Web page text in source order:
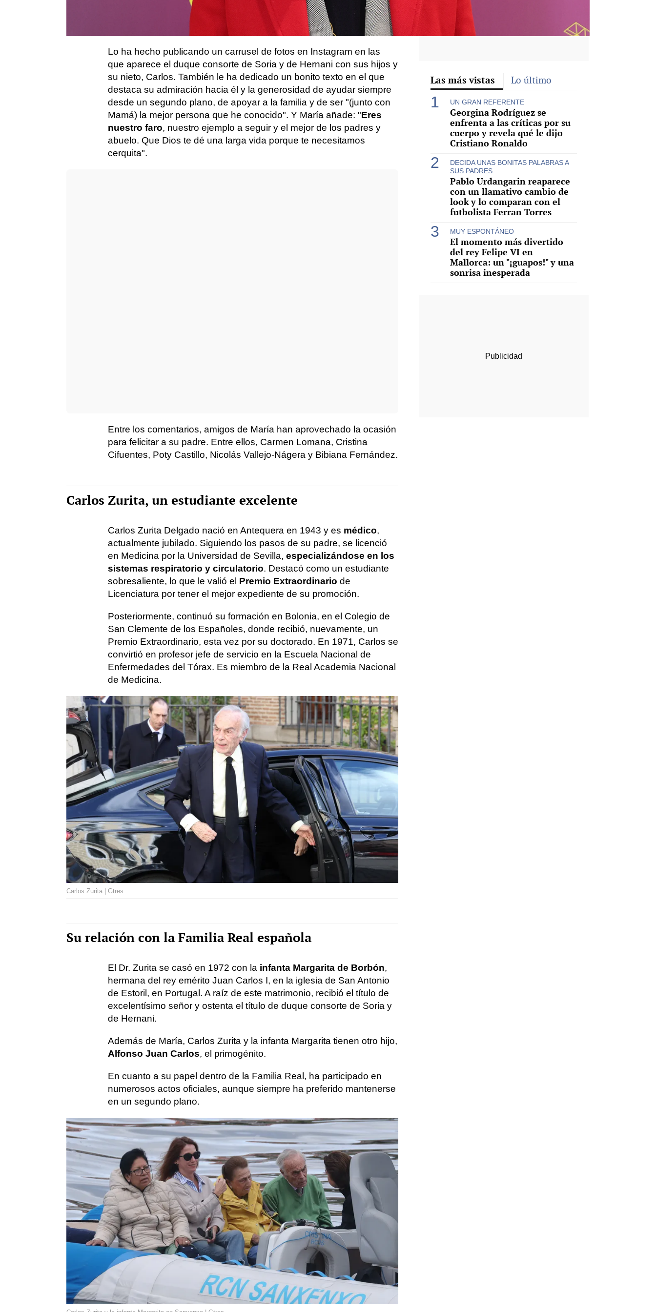
miércoles, 9 de octubre, Carlos Zurita ha cumplido 81 años y su hija
no ha querido dejar pasar la oportunidad de felicitarlo públicamente
Lo ha hecho publicando un carrusel de fotos en Instagram en las
que aparece el duque consorte de Soria y de Hernani con sus hijos y
su nieto, Carlos. También le ha dedicado un bonito texto en el que
destaca su admiración hacia él y la generosidad de ayudar siempre
desde un segundo plano, de apoyar a la familia y de ser "(junto con
Mamá) la mejor persona que he conocido". Y María añade: "Eres
nuestro faro, nuestro ejemplo a seguir y el mejor de los padres y
abuelo. Que Dios te dé una larga vida porque te necesitamos
cerquita".
Entre los comentarios, amigos de María han aprovechado la ocasión
para felicitar a su padre. Entre ellos, Carmen Lomana, Cristina
Cifuentes, Poty Castillo, Nicolás Vallejo-Nágera y Bibiana Fernández.
Carlos Zurita, un estudiante excelente
Carlos Zurita Delgado nació en Antequera en 1943 y es médico,
actualmente jubilado. Siguiendo los pasos de su padre, se licenció
en Medicina por la Universidad de Sevilla, especializándose en los
sistemas respiratorio y circulatorio. Destacó como un estudiante
sobresaliente, lo que le valió el Premio Extraordinario de
Licenciatura por tener el mejor expediente de su promoción.
Posteriormente, continuó su formación en Bolonia, en el Colegio de
San Clemente de los Españoles, donde recibió, nuevamente, un
Premio Extraordinario, esta vez por su doctorado. En 1971, Carlos se
convirtió en profesor jefe de servicio en la Escuela Nacional de
Enfermedades del Tórax. Es miembro de la Real Academia Nacional
de Medicina.
Carlos Zurita | Gtres
Su relación con la Familia Real española
El Dr. Zurita se casó en 1972 con la infanta Margarita de Borbón,
hermana del rey emérito Juan Carlos I, en la iglesia de San Antonio
de Estoril, en Portugal. A raíz de este matrimonio, recibió el título de
excelentísimo señor y ostenta el título de duque consorte de Soria y
de Hernani.
Además de María, Carlos Zurita y la infanta Margarita tienen otro hijo,
Alfonso Juan Carlos, el primogénito.
En cuanto a su papel dentro de la Familia Real, ha participado en
numerosos actos oficiales, aunque siempre ha preferido mantenerse
en un segundo plano.
Las más vistas Lo último
UN GRAN REFERENTE
Georgina Rodríguez se
enfrenta a las críticas por su
cuerpo y revela qué le dijo
Cristiano Ronaldo
DECIDA UNAS BONITAS PALABRAS A
SUS PADRES
Pablo Urdangarin reaparece
con un llamativo cambio de
look y lo comparan con el
futbolista Ferran Torres
MUY ESPONTÁNEO
El momento más divertido
del rey Felipe VI en
Mallorca: un "¡guapos!" y una
sonrisa inesperada